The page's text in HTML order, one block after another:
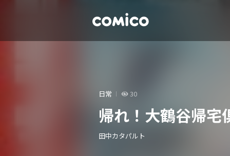
日常 30
帰れ！大鶴谷帰宅
田中カタパルト